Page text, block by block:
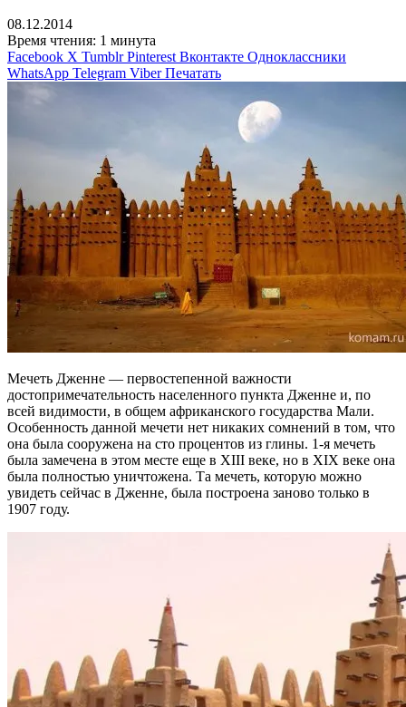
08.12.2014
Время чтения: 1 минута
Facebook X Tumblr Pinterest Вконтакте Одноклассники
WhatsApp Telegram Viber Печатать
Мечеть Дженне — первостепенной важности
достопримечательность населенного пункта Дженне и, по
всей видимости, в общем африканского государства Мали.
Особенность данной мечети нет никаких сомнений в том, что
она была сооружена на сто процентов из глины. 1-я мечеть
была замечена в этом месте еще в XIII веке, но в XIX веке она
была полностью уничтожена. Та мечеть, которую можно
увидеть сейчас в Дженне, была построена заново только в
1907 году.